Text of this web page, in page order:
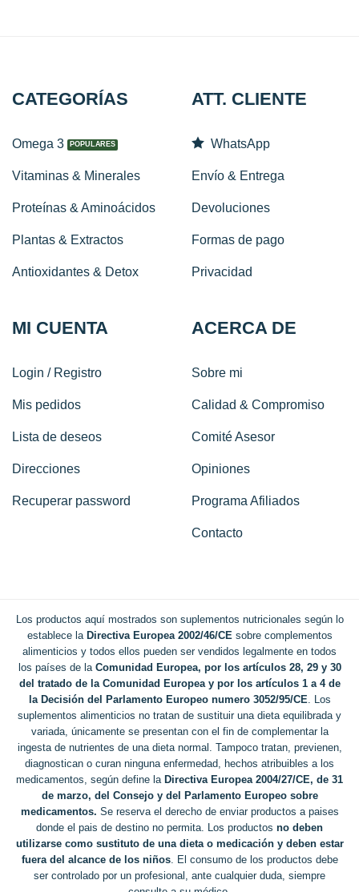
CATEGORÍAS
Omega 3
Vitaminas & Minerales
Proteínas & Aminoácidos
Plantas & Extractos
Antioxidantes & Detox
ATT. CLIENTE
WhatsApp
Envío & Entrega
Devoluciones
Formas de pago
Privacidad
MI CUENTA
Login / Registro
Mis pedidos
Lista de deseos
Direcciones
Recuperar password
ACERCA DE
Sobre mi
Calidad & Compromiso
Comité Asesor
Opiniones
Programa Afiliados
Contacto
Los productos aquí mostrados son suplementos nutricionales según lo
establece la Directiva Europea 2002/46/CE sobre complementos
alimenticios y todos ellos pueden ser vendidos legalmente en todos
los países de la Comunidad Europea, por los artículos 28, 29 y 30
del tratado de la Comunidad Europea y por los artículos 1 a 4 de
la Decisión del Parlamento Europeo numero 3052/95/CE . Los
suplementos alimenticios no tratan de sustituir una dieta equilibrada y
variada, únicamente se presentan con el fin de complementar la
ingesta de nutrientes de una dieta normal. Tampoco tratan, previenen,
diagnostican o curan ninguna enfermedad, hechos atribuibles a los
medicamentos, según define la Directiva Europea 2004/27/CE, de 31
de marzo, del Consejo y del Parlamento Europeo sobre
medicamentos. Se reserva el derecho de enviar productos a paises
donde el pais de destino no permita. Los productos no deben
utilizarse como sustituto de una dieta o medicación y deben estar
fuera del alcance de los niños. El consumo de los productos debe
ser controlado por un profesional, ante cualquier duda, siempre